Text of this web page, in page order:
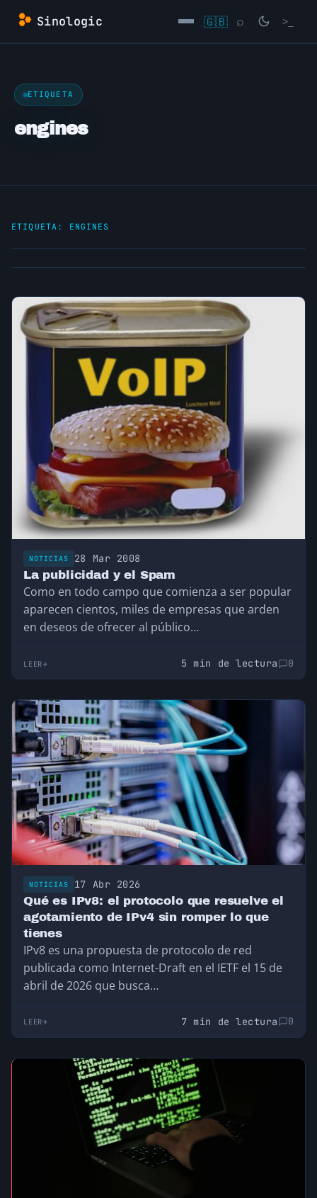
Saltar
contenido
Sinologic 🇬🇧 ⌕ >_
ETIQUETA
engines
ETIQUETA: ENGINES
NOTICIAS 28 Mar 2008
La publicidad y el Spam
Como en todo campo que comienza a ser popular
aparecen cientos, miles de empresas que arden
en deseos de ofrecer al público…
LEER 5 min de lectura 0
NOTICIAS 17 Abr 2026
Qué es IPv8: el protocolo que resuelve el
agotamiento de IPv4 sin romper lo que
tienes
IPv8 es una propuesta de protocolo de red
publicada como Internet-Draft en el IETF el 15 de
abril de 2026 que busca…
LEER 7 min de lectura 0